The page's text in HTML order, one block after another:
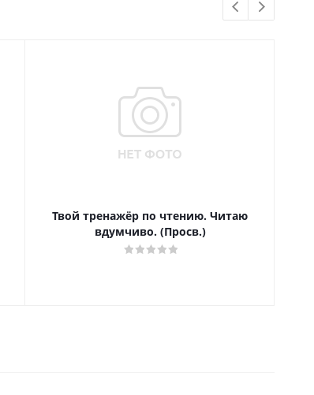
Твой тренажёр по чтению. Читаю
вдумчиво. (Просв.)